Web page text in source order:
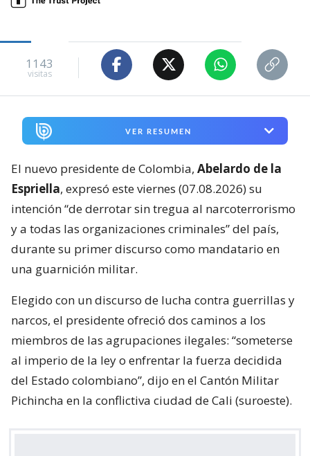
1143
visitas
VER RESUMEN
El nuevo presidente de Colombia, Abelardo de la
Espriella, expresó este viernes (07.08.2026) su
intención “de derrotar sin tregua al narcoterrorismo
y a todas las organizaciones criminales” del país,
durante su primer discurso como mandatario en
una guarnición militar.
Elegido con un discurso de lucha contra guerrillas y
narcos, el presidente ofreció dos caminos a los
miembros de las agrupaciones ilegales: “someterse
al imperio de la ley o enfrentar la fuerza decidida
del Estado colombiano”, dijo en el Cantón Militar
Pichincha en la conflictiva ciudad de Cali (suroeste).